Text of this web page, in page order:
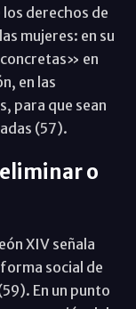
derechos de
mujeres: en su
en
en las
para que sean
(57).
o
XIV señala
social de
En un punto